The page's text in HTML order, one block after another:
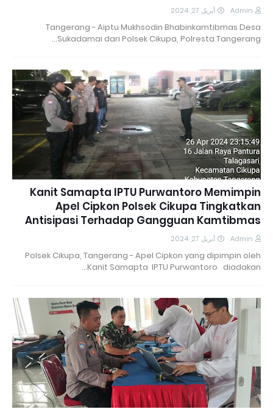
Admin أبريل 27, 2024
Tangerang - Aiptu Mukhsodin Bhabinkamtibmas Desa
Sukadamai dari Polsek Cikupa, Polresta Tangerang…
Kanit Samapta IPTU Purwantoro Memimpin
Apel Cipkon Polsek Cikupa Tingkatkan
Antisipasi Terhadap Gangguan Kamtibmas
Admin أبريل 27, 2024
Polsek Cikupa, Tangerang - Apel Cipkon yang dipimpin oleh
Kanit Samapta IPTU Purwantoro diadakan…